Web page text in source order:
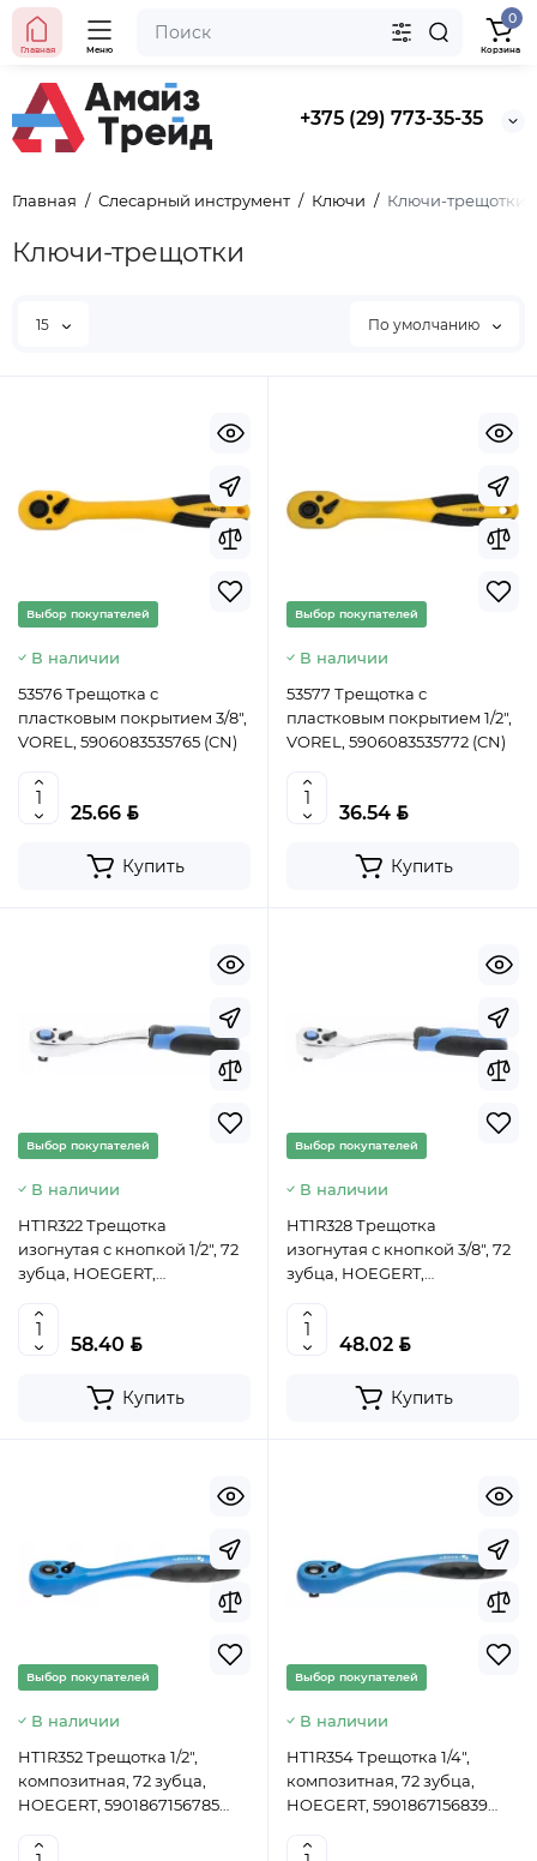
+375 (29) 773-35-35
Главная Меню
0
Корзина
Главная Слесарный инструмент Ключи Ключи-трещотки
Ключи-трещотки
15 По умолчанию
Выбор покупателей
В наличии
53576 Трещотка с
пластковым покрытием 3/8",
VOREL, 5906083535765 (CN)
25.66 BYN
Купить
Выбор покупателей
В наличии
53577 Трещотка с
пластковым покрытием 1/2",
VOREL, 5906083535772 (CN)
36.54 BYN
Купить
Выбор покупателей
В наличии
HT1R322 Трещотка
изогнутая с кнопкой 1/2", 72
зубца, HOEGERT,
58.40 BYN
Купить
Выбор покупателей
В наличии
HT1R328 Трещотка
изогнутая с кнопкой 3/8", 72
зубца, HOEGERT,
48.02 BYN
Купить
Выбор покупателей
В наличии
HT1R352 Трещотка 1/2",
композитная, 72 зубца,
HOEGERT, 5901867156785
Выбор покупателей
В наличии
HT1R354 Трещотка 1/4",
композитная, 72 зубца,
HOEGERT, 5901867156839